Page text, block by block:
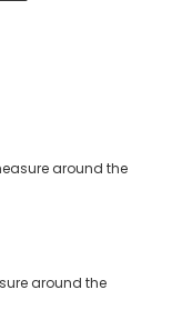
around the
around the